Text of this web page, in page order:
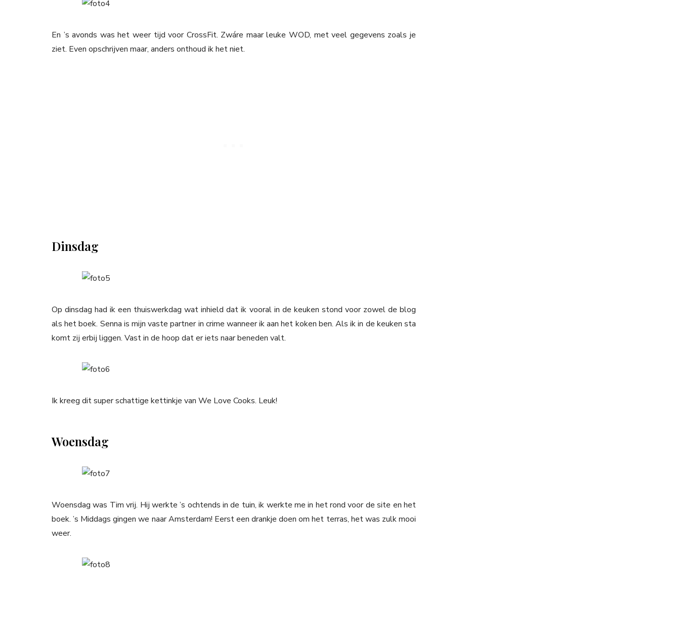
En ’s avonds was het weer tijd voor CrossFit. Zwáre maar leuke WOD, met veel gegevens zoals je
ziet. Even opschrijven maar, anders onthoud ik het niet.
Dinsdag
Op dinsdag had ik een thuiswerkdag wat inhield dat ik vooral in de keuken stond voor zowel de blog
als het boek. Senna is mijn vaste partner in crime wanneer ik aan het koken ben. Als ik in de keuken sta
komt zij erbij liggen. Vast in de hoop dat er iets naar beneden valt.
Ik kreeg dit super schattige kettinkje van We Love Cooks. Leuk!
Woensdag
Woensdag was Tim vrij. Hij werkte ’s ochtends in de tuin, ik werkte me in het rond voor de site en het
boek. ’s Middags gingen we naar Amsterdam! Eerst een drankje doen om het terras, het was zulk mooi
weer.